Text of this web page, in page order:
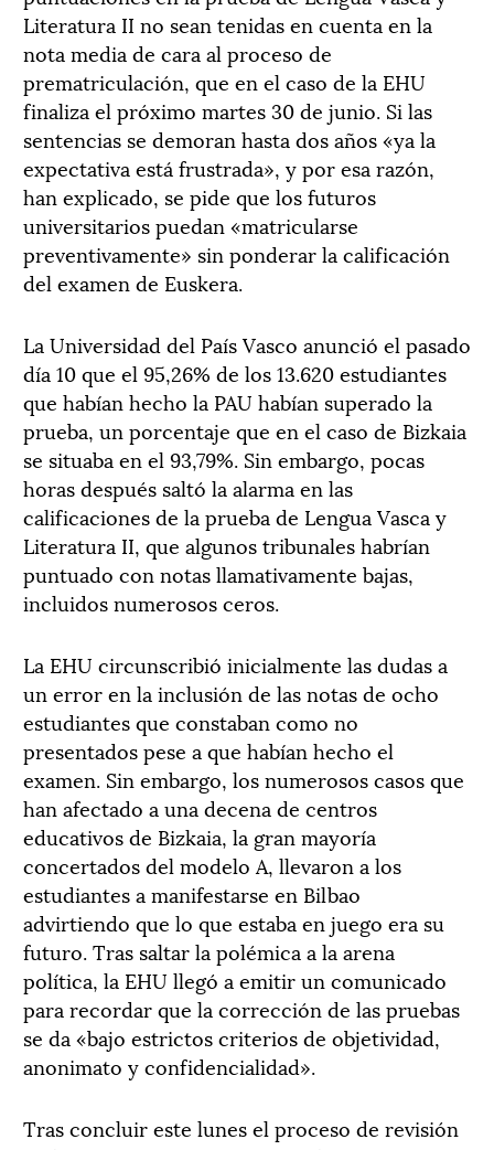
Literatura II no sean tenidas en cuenta en la
nota media de cara al proceso de
prematriculación, que en el caso de la EHU
finaliza el próximo martes 30 de junio. Si las
sentencias se demoran hasta dos años «ya la
expectativa está frustrada», y por esa razón,
han explicado, se pide que los futuros
universitarios puedan «matricularse
preventivamente» sin ponderar la calificación
del examen de Euskera.
La Universidad del País Vasco anunció el pasado
día 10 que el 95,26% de los 13.620 estudiantes
que habían hecho la PAU habían superado la
prueba, un porcentaje que en el caso de Bizkaia
se situaba en el 93,79%. Sin embargo, pocas
horas después saltó la alarma en las
calificaciones de la prueba de Lengua Vasca y
Literatura II, que algunos tribunales habrían
puntuado con notas llamativamente bajas,
incluidos numerosos ceros.
La EHU circunscribió inicialmente las dudas a
un error en la inclusión de las notas de ocho
estudiantes que constaban como no
presentados pese a que habían hecho el
examen. Sin embargo, los numerosos casos que
han afectado a una decena de centros
educativos de Bizkaia, la gran mayoría
concertados del modelo A, llevaron a los
estudiantes a manifestarse en Bilbao
advirtiendo que lo que estaba en juego era su
futuro. Tras saltar la polémica a la arena
política, la EHU llegó a emitir un comunicado
para recordar que la corrección de las pruebas
se da «bajo estrictos criterios de objetividad,
anonimato y confidencialidad».
Tras concluir este lunes el proceso de revisión